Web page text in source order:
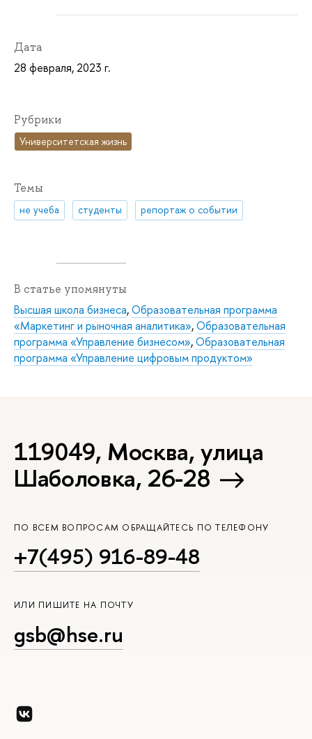
Дата
28 февраля, 2023 г.
Рубрики
Университетская жизнь
Темы
не учеба студенты репортаж о событии
В статье упомянуты
Высшая школа бизнеса,Образовательная программа
«Маркетинг и рыночная аналитика»,Образовательная
программа «Управление бизнесом»,Образовательная
программа «Управление цифровым продуктом»
119049, Москва, улица
Шаболовка, 26-28
ПО ВСЕМ ВОПРОСАМ ОБРАЩАЙТЕСЬ ПО ТЕЛЕФОНУ
+7(495) 916-89-48
ИЛИ ПИШИТЕ НА ПОЧТУ
gsb@hse.ru